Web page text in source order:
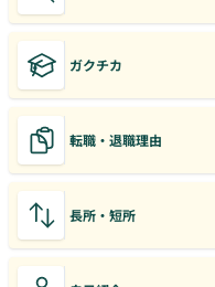
ガクチカ
転職・退職理由
長所・短所